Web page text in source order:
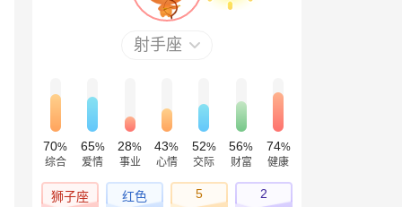
射手座
70%
综合
65%
爱情
28%
事业
43%
心情
52%
交际
56%
财富
74%
健康
狮子座 红色 5 2